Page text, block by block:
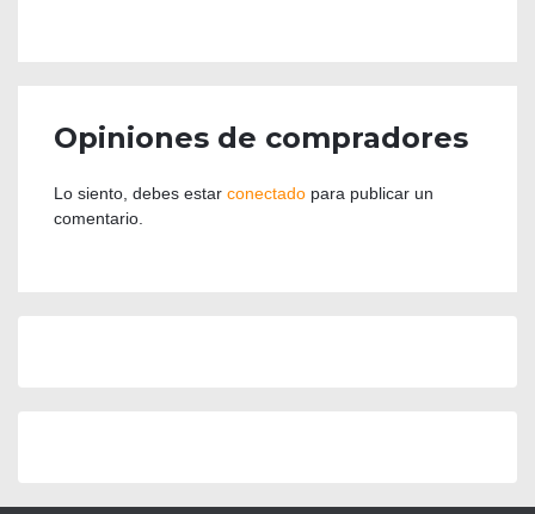
Opiniones de compradores
Lo siento, debes estar conectado para publicar un
comentario.